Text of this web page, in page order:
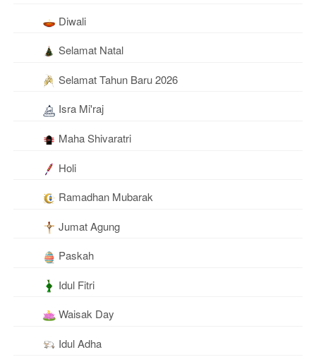
Diwali
Selamat Natal
Selamat Tahun Baru 2026
Isra Mi'raj
Maha Shivaratri
Holi
Ramadhan Mubarak
Jumat Agung
Paskah
Idul Fitri
Waisak Day
Idul Adha